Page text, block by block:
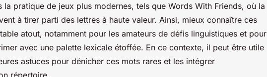
la pratique de jeux plus modernes, tels que Words With Friends, où la
à tirer parti des lettres à haute valeur. Ainsi, mieux connaître ces
atout, notamment pour les amateurs de défis linguistiques et pour
avec une palette lexicale étoffée. En ce contexte, il peut être utile
astuces pour dénicher ces mots rares et les intégrer
répertoire.